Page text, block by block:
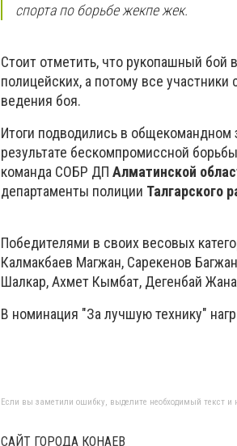
спорта по борьбе жекпе жек.
Стоит отметить, что рукопашный бой
полицейских, а потому все
ведения боя.
Итоги подводились в общекомандном
результате бескомпромиссной
команда СОБР ДП Алматинской
департаменты полиции Талгарского
Победителями в своих весовых
Калмакбаев Магжан, Сарекенов
Шалкар, Ахмет Кымбат, Дегенбай
В номинация "За лучшую технику"
Если вы заметили ошибку, выделите необходимый текст и
САЙТ ГОРОДА КОНАЕВ